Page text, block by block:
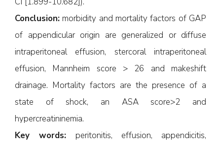
Conclusion: morbidity and mortality factors of GAP
of appendicular origin are generalized or diffuse
intraperitoneal effusion, stercoral intraperitoneal
effusion, Mannheim score > 26 and makeshift
drainage. Mortality factors are the presence of a
state of shock, an ASA score>2 and
hypercreatininemia.
Key words: peritonitis, effusion, appendicitis,